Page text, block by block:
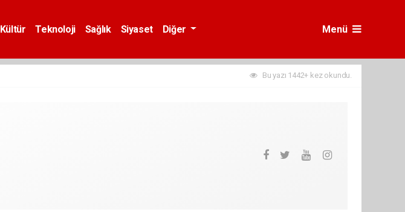
Kültür Teknoloji Sağlık Siyaset Diğer Menü
Bu yazı 1442+ kez okundu.